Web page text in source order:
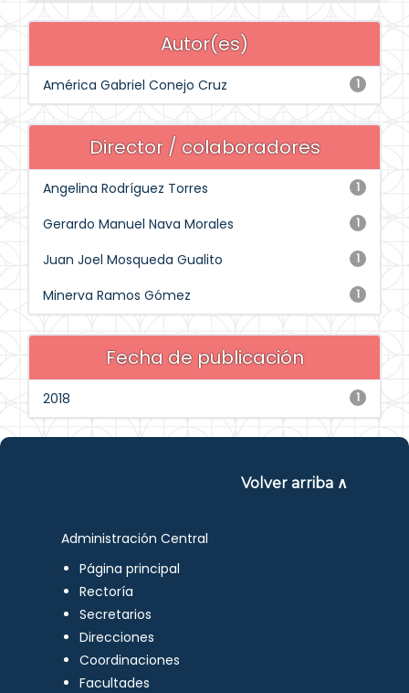
Autor(es)
1
América Gabriel Conejo Cruz
Director / colaboradores
1
Angelina Rodríguez Torres
1
Gerardo Manuel Nava Morales
1
Juan Joel Mosqueda Gualito
1
Minerva Ramos Gómez
Fecha de publicación
1
2018
Volver arriba ∧
Administración Central
Página principal
Rectoría
Secretarios
Direcciones
Coordinaciones
Facultades